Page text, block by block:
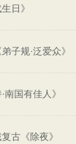
日》
弟子规·泛爱众》
南国有佳人》
古《除夜》